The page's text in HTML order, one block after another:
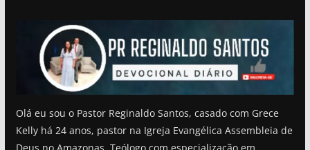
Olá eu sou o Pastor Reginaldo Santos, casado com Grece
Kelly há 24 anos, pastor na Igreja Evangélica Assembleia de